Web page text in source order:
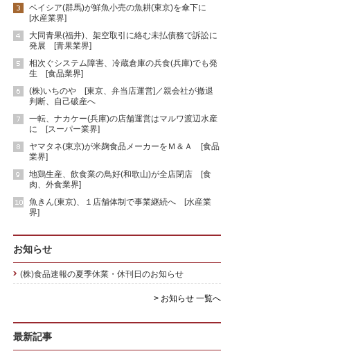
ベイシア(群馬)が鮮魚小売の魚耕(東京)を傘下に
[水産業界]
大同青果(福井)、架空取引に絡む未払債務で訴訟に
発展 [青果業界]
相次ぐシステム障害、冷蔵倉庫の兵食(兵庫)でも発
生 [食品業界]
(株)いちのや [東京、弁当店運営]／親会社が撤退
判断、自己破産へ
一転、ナカケー(兵庫)の店舗運営はマルワ渡辺水産
に [スーパー業界]
ヤマタネ(東京)が米麹食品メーカーをＭ＆Ａ [食品
業界]
地鶏生産、飲食業の鳥好(和歌山)が全店閉店 [食
肉、外食業界]
魚きん(東京)、１店舗体制で事業継続へ [水産業
界]
お知らせ
(株)食品速報の夏季休業・休刊日のお知らせ
> お知らせ 一覧へ
最新記事